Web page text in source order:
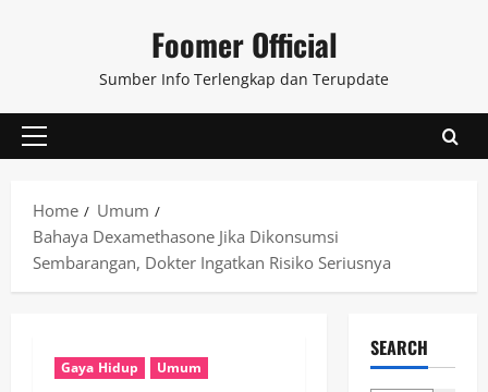
Foomer Official
Sumber Info Terlengkap dan Terupdate
Primary
Home
Umum
Bahaya Dexamethasone Jika Dikonsumsi
Sembarangan, Dokter Ingatkan Risiko Seriusnya
Gaya Hidup Umum
SEARCH